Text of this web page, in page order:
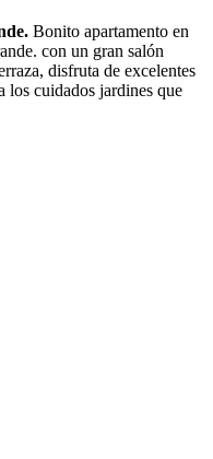
Bonito apartamento en
con un gran salón
disfruta de excelentes
los cuidados jardines que